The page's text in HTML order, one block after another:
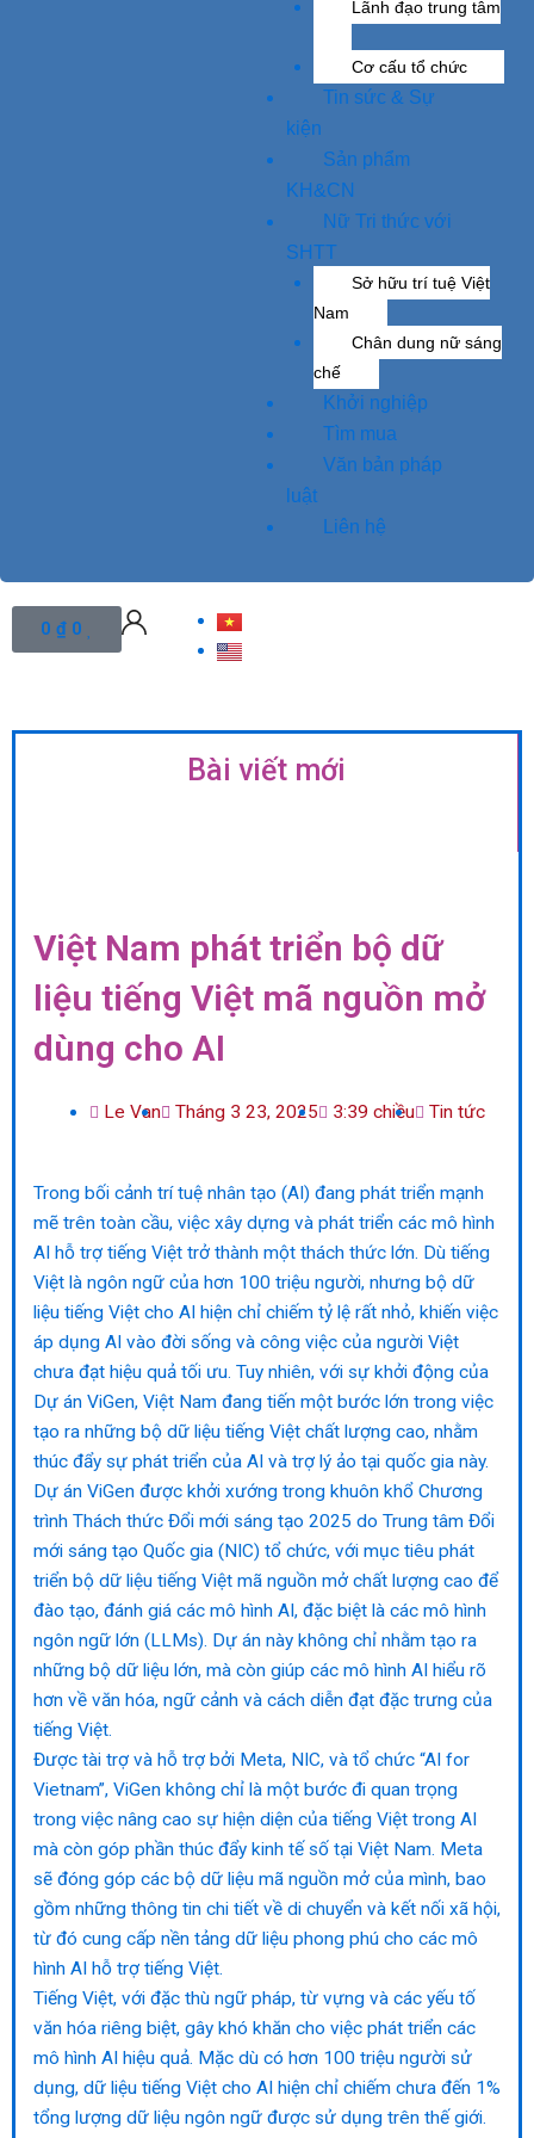
Lãnh đạo trung tâm
Cơ cấu tổ chức
Tin sức & Sự
kiện
Sản phẩm
KH&CN
Nữ Tri thức với
SHTT
Sở hữu trí tuệ Việt
Nam
Chân dung nữ sáng
chế
Khởi nghiệp
Tìm mua
Văn bản pháp
luật
Liên hệ
0 ₫ 0
Cart
Bài viết mới
Việt Nam phát triển bộ dữ
liệu tiếng Việt mã nguồn mở
dùng cho AI
Le Van Tháng 3 23, 2025 3:39 chiều Tin tức
Trong bối cảnh trí tuệ nhân tạo (AI) đang phát triển mạnh
mẽ trên toàn cầu, việc xây dựng và phát triển các mô hình
AI hỗ trợ tiếng Việt trở thành một thách thức lớn. Dù tiếng
Việt là ngôn ngữ của hơn 100 triệu người, nhưng bộ dữ
liệu tiếng Việt cho AI hiện chỉ chiếm tỷ lệ rất nhỏ, khiến việc
áp dụng AI vào đời sống và công việc của người Việt
chưa đạt hiệu quả tối ưu. Tuy nhiên, với sự khởi động của
Dự án ViGen, Việt Nam đang tiến một bước lớn trong việc
tạo ra những bộ dữ liệu tiếng Việt chất lượng cao, nhằm
thúc đẩy sự phát triển của AI và trợ lý ảo tại quốc gia này.
Dự án ViGen được khởi xướng trong khuôn khổ Chương
trình Thách thức Đổi mới sáng tạo 2025 do Trung tâm Đổi
mới sáng tạo Quốc gia (NIC) tổ chức, với mục tiêu phát
triển bộ dữ liệu tiếng Việt mã nguồn mở chất lượng cao để
đào tạo, đánh giá các mô hình AI, đặc biệt là các mô hình
ngôn ngữ lớn (LLMs). Dự án này không chỉ nhằm tạo ra
những bộ dữ liệu lớn, mà còn giúp các mô hình AI hiểu rõ
hơn về văn hóa, ngữ cảnh và cách diễn đạt đặc trưng của
tiếng Việt.
Được tài trợ và hỗ trợ bởi Meta, NIC, và tổ chức “AI for
Vietnam”, ViGen không chỉ là một bước đi quan trọng
trong việc nâng cao sự hiện diện của tiếng Việt trong AI
mà còn góp phần thúc đẩy kinh tế số tại Việt Nam. Meta
sẽ đóng góp các bộ dữ liệu mã nguồn mở của mình, bao
gồm những thông tin chi tiết về di chuyển và kết nối xã hội,
từ đó cung cấp nền tảng dữ liệu phong phú cho các mô
hình AI hỗ trợ tiếng Việt.
Tiếng Việt, với đặc thù ngữ pháp, từ vựng và các yếu tố
văn hóa riêng biệt, gây khó khăn cho việc phát triển các
mô hình AI hiệu quả. Mặc dù có hơn 100 triệu người sử
dụng, dữ liệu tiếng Việt cho AI hiện chỉ chiếm chưa đến 1%
tổng lượng dữ liệu ngôn ngữ được sử dụng trên thế giới.